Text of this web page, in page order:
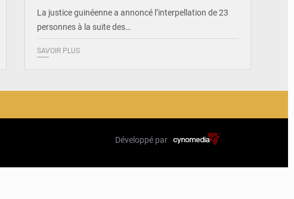
La justice guinéenne a annoncé l’interpellation de 23
personnes à la suite des…
SAVOIR PLUS
Développé par